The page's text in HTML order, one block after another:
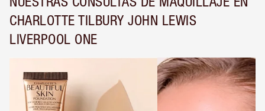
CHARLOTTE TILBURY JOHN LEWIS
LIVERPOOL ONE